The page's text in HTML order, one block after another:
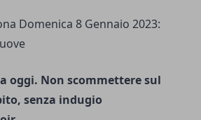
oggi. Non scommettere sul
senza indugio